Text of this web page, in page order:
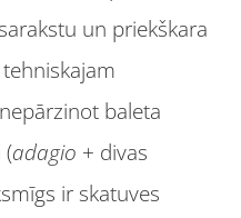
un priekškara
baleta
(adagio + divas
ir skatuves